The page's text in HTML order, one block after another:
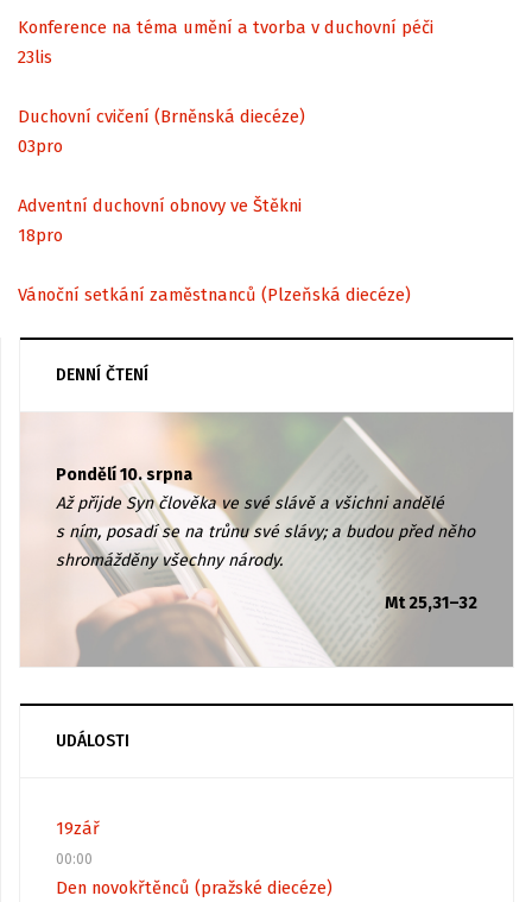
Konference na téma umění a tvorba v duchovní péči
23lis
Duchovní cvičení (Brněnská diecéze)
03pro
Adventní duchovní obnovy ve Štěkni
18pro
Vánoční setkání zaměstnanců (Plzeňská diecéze)
DENNÍ ČTENÍ
Pondělí 10. srpna
Až přijde Syn člověka ve své slávě a všichni andělé
s ním, posadí se na trůnu své slávy; a budou před něho
shromážděny všechny národy.
Mt 25,31–32
UDÁLOSTI
19zář
00:00
Den novokřtěnců (pražské diecéze)